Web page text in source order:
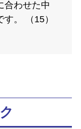
合わせた中
。 （15）